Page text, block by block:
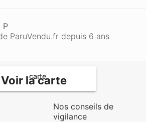
P
ParuVendu.fr depuis 6 ans
Voir la carte
Nos conseils de
vigilance